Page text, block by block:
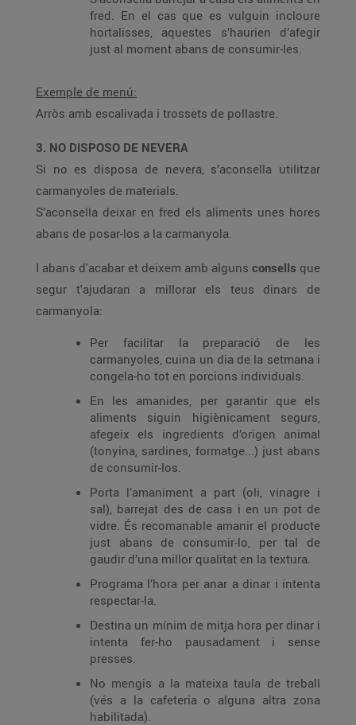
fred. En el cas que es vulguin incloure
hortalisses, aquestes s’haurien d’afegir
just al moment abans de consumir-les.
Exemple de menú:
Arròs amb escalivada i trossets de pollastre.
3. NO DISPOSO DE NEVERA
Si no es disposa de nevera, s’aconsella utilitzar
carmanyoles de materials.
S’aconsella deixar en fred els aliments unes hores
abans de posar-los a la carmanyola.
I abans d'acabar et deixem amb alguns consells que
segur t'ajudaran a millorar els teus dinars de
carmanyola:
Per facilitar la preparació de les
carmanyoles, cuina un dia de la setmana i
congela-ho tot en porcions individuals.
En les amanides, per garantir que els
aliments siguin higiènicament segurs,
afegeix els ingredients d’origen animal
(tonyina, sardines, formatge...) just abans
de consumir-los.
Porta l’amaniment a part (oli, vinagre i
sal), barrejat des de casa i en un pot de
vidre. És recomanable amanir el producte
just abans de consumir-lo, per tal de
gaudir d’una millor qualitat en la textura.
Programa l’hora per anar a dinar i intenta
respectar-la.
Destina un mínim de mitja hora per dinar i
intenta fer-ho pausadament i sense
presses.
No mengis a la mateixa taula de treball
(vés a la cafeteria o alguna altra zona
habilitada).